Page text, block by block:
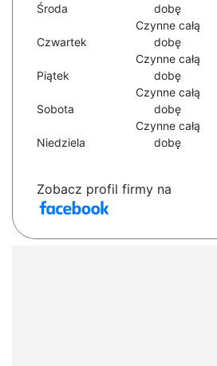
Środa
dobę
Czwartek
Czynne całą
dobę
Piątek
Czynne całą
dobę
Sobota
Czynne całą
dobę
Niedziela
Czynne całą
dobę
Zobacz profil firmy na